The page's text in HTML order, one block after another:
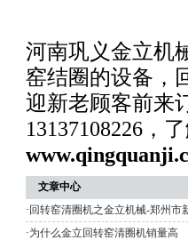
河南巩义金立机
窑结圈的设备，
迎新老顾客前来
13137108226，
文章中心
· 回转窑清圈机之金立机械-郑州市
·为什么金立回转窑清圈机销量高